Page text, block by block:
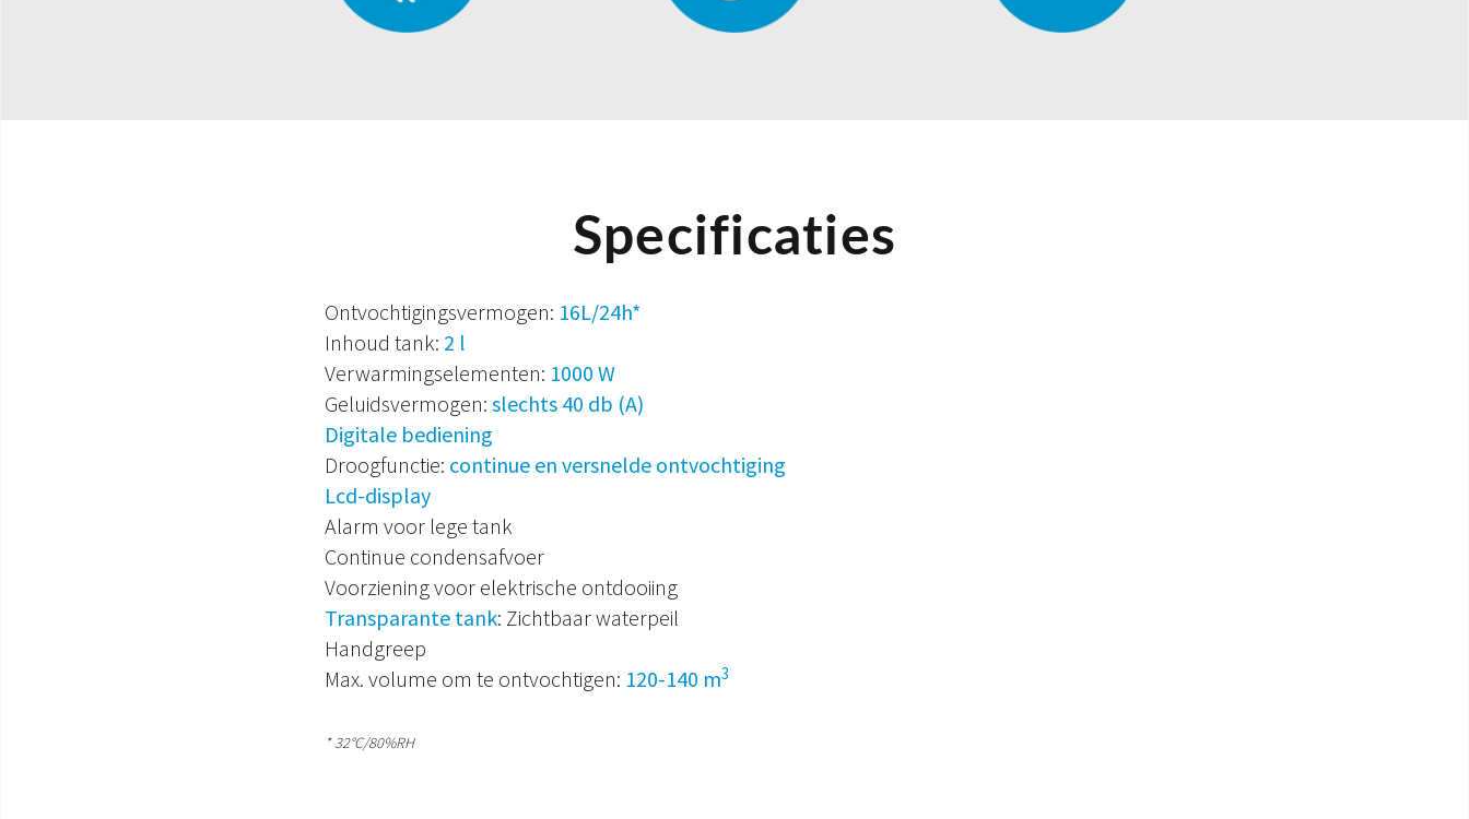
Specificaties
Ontvochtigingsvermogen: 16L/24h*
Inhoud tank: 2 l
Verwarmingselementen: 1000 W
Geluidsvermogen: slechts 40 db (A)
Digitale bediening
Droogfunctie: continue en versnelde ontvochtiging
Lcd-display
Alarm voor lege tank
Continue condensafvoer
Voorziening voor elektrische ontdooiing
Transparante tank: Zichtbaar waterpeil
Handgreep
Max. volume om te ontvochtigen: 120-140 m3
* 32°C/80%RH